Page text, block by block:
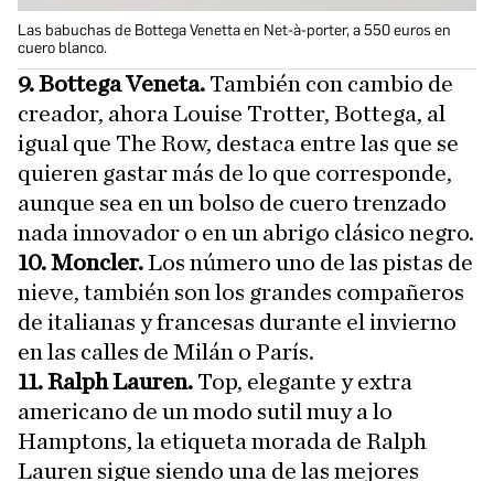
Las babuchas de Bottega Venetta en Net-à-porter, a 550 euros en
cuero blanco.
9. Bottega Veneta. También con cambio de
creador, ahora Louise Trotter, Bottega, al
igual que The Row, destaca entre las que se
quieren gastar más de lo que corresponde,
aunque sea en un bolso de cuero trenzado
nada innovador o en un abrigo clásico negro.
10. Moncler.Los número uno de las pistas de
nieve, también son los grandes compañeros
de italianas y francesas durante el invierno
en las calles de Milán o París.
11. Ralph Lauren. Top, elegante y extra
americano de un modo sutil muy a lo
Hamptons, la etiqueta morada de Ralph
Lauren sigue siendo una de las mejores